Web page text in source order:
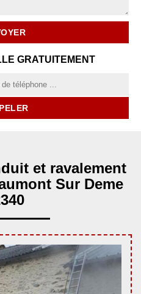
GRATUITEMENT
et ravalement
Sur Deme